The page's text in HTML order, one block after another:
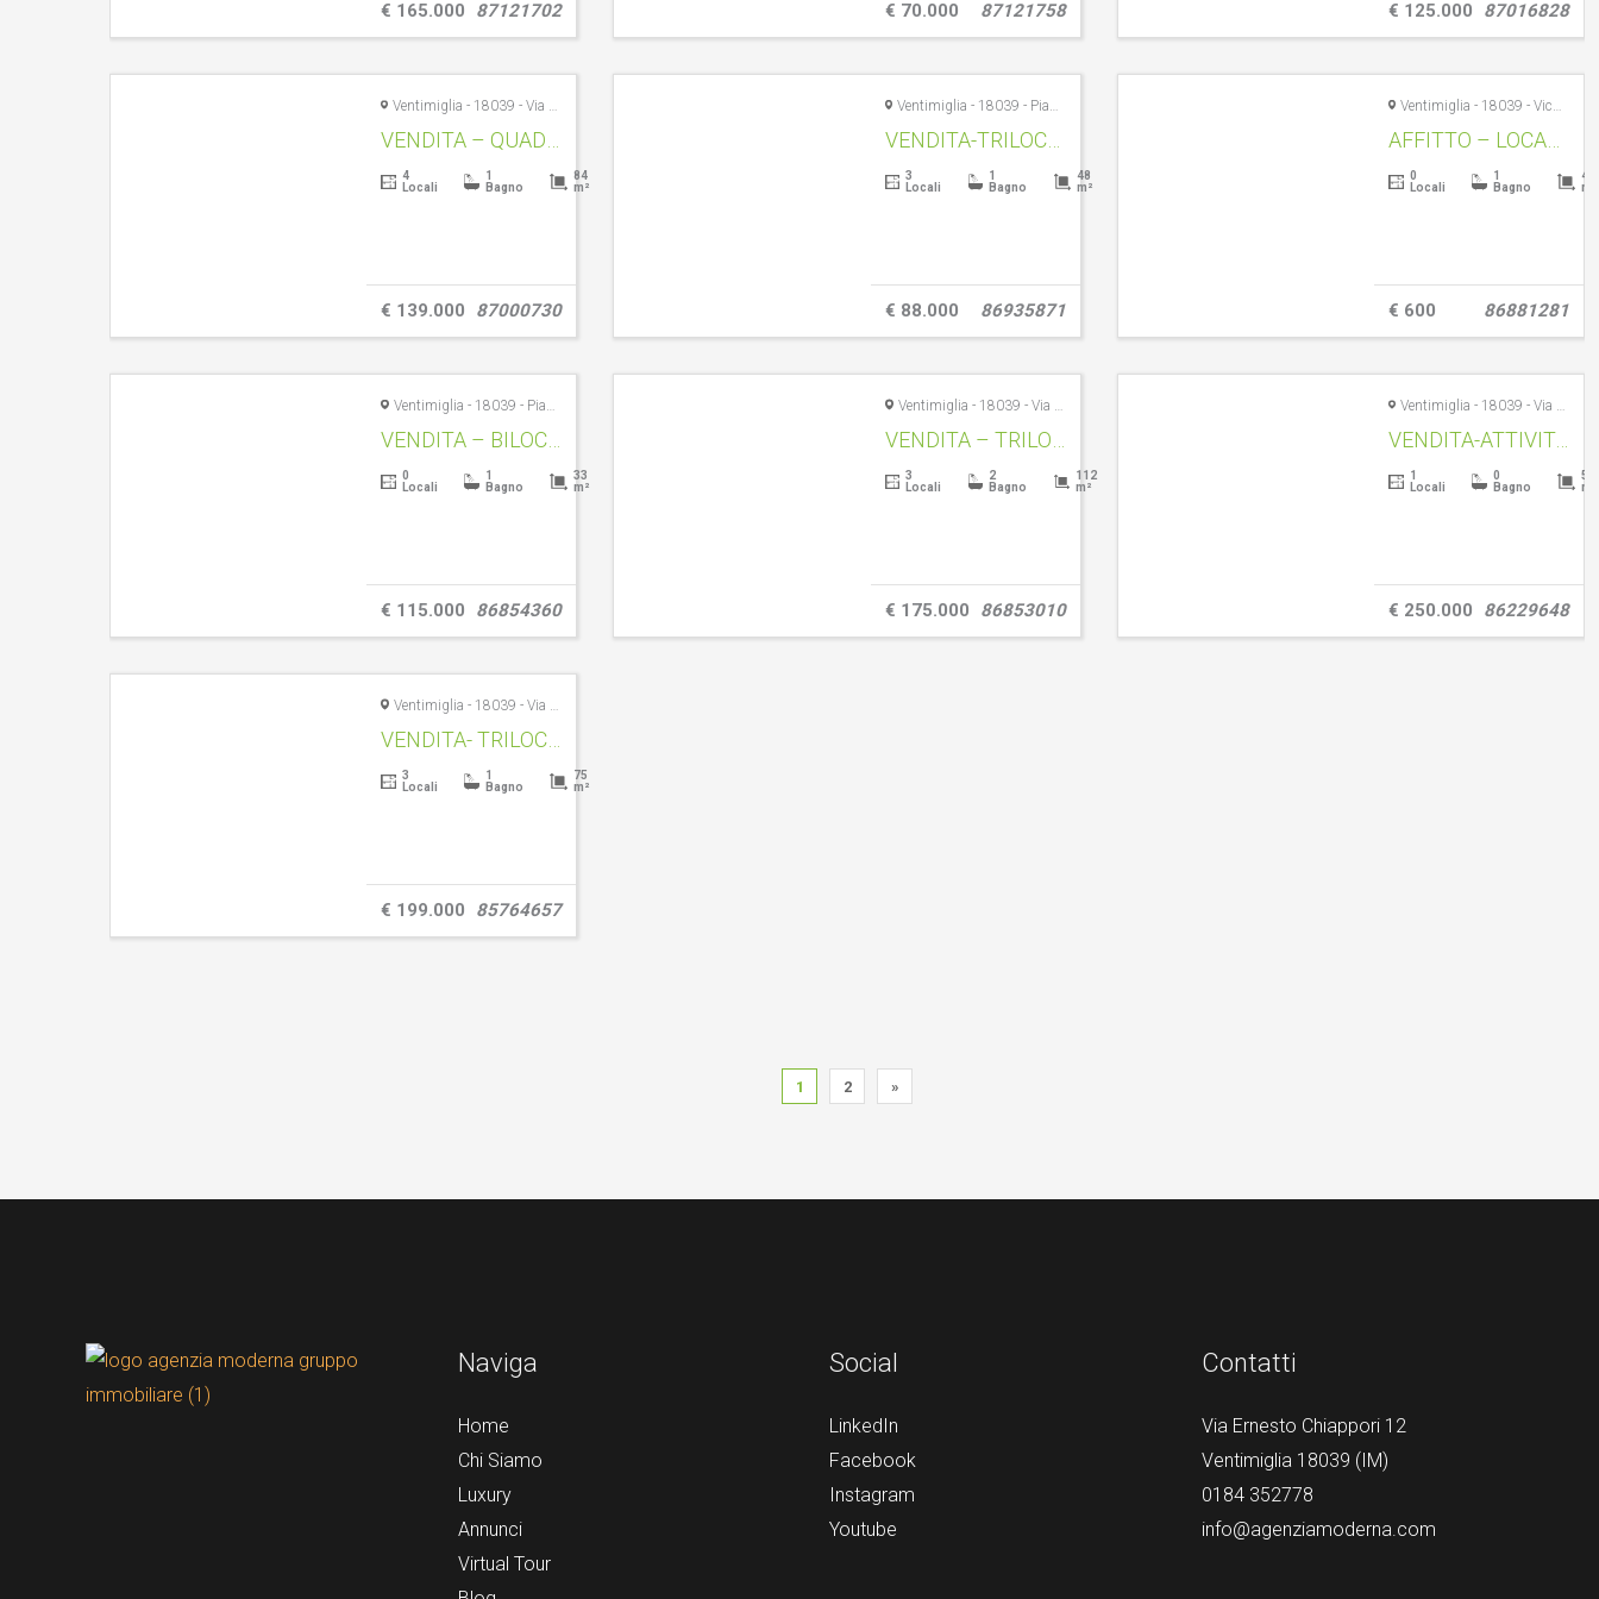
€ 165.000 87121702 € 70.000 87121758 € 125.000 87016828
Ventimiglia - 18039 - Via Giuseppe Garibaldi, 6
4
Locali
1
Bagno
84
m²
€ 139.000 87000730
Ventimiglia - 18039 - Piazza del Canto, 17
VENDITA-TRILOCALE-VENTIMIGLIA CENTRO STORICO-RIF.1572
3
Locali
1
Bagno
48
m²
€ 88.000 86935871
Ventimiglia - 18039 - Vico delle Camelie, 1
AFFITTO – LOCALE COMMERCIALE – VENTIMIGLIA CENTRO STORICO – RIF. 3063
0
Locali
1
Bagno
40
m²
€ 600 86881281
Ventimiglia - 18039 - Piazza Rocchetta,15
0
Locali
1
Bagno
33
m²
€ 115.000 86854360
Ventimiglia - 18039 - Via Garibaldi, 18
3
Locali
2
Bagno
112
m²
€ 175.000 86853010
Ventimiglia - 18039 - Via Cristoforo Colombo, 13
VENDITA-ATTIVITÀ DI TABACCHERIA, SOUVENIR E GIOCO D’AZZARDO -VENTIMIGLIA PIAZZA COLOMBO – RIF. 5018
1
Locali
0
Bagno
59
m²
€ 250.000 86229648
Ventimiglia - 18039 - Via Garibaldi 17
3
Locali
1
Bagno
75
m²
€ 199.000 85764657
1 2 »
Naviga
Home
Chi Siamo
Luxury
Annunci
Virtual Tour
Social
LinkedIn
Facebook
Instagram
Youtube
Contatti
Via Ernesto Chiappori 12
Ventimiglia 18039 (IM)
0184 352778
info@agenziamoderna.com